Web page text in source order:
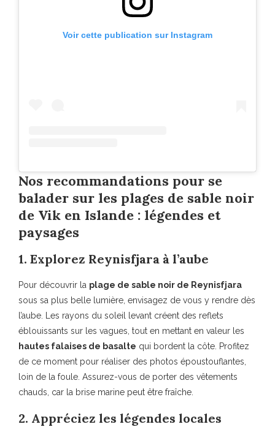
Voir cette publication sur Instagram
Nos recommandations pour se
balader sur les plages de sable noir
de Vik en Islande : légendes et
paysages
1. Explorez Reynisfjara à l’aube
Pour découvrir la plage de sable noir de Reynisfjara
sous sa plus belle lumière, envisagez de vous y rendre dès
l’aube. Les rayons du soleil levant créent des reflets
éblouissants sur les vagues, tout en mettant en valeur les
hautes falaises de basalte qui bordent la côte. Profitez
de ce moment pour réaliser des photos époustouflantes,
loin de la foule. Assurez-vous de porter des vêtements
chauds, car la brise marine peut être fraîche.
2. Appréciez les légendes locales